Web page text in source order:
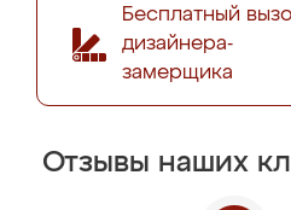
Бесплатный
дизайнера-
замерщика
Отзывы наших